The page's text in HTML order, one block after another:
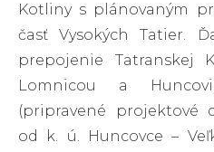
Kotliny s plánovaným
časť Vysokých Tatier.
prepojenie Tatranskej
Lomnicou a
(pripravené projektové
od k. ú. Huncovce –